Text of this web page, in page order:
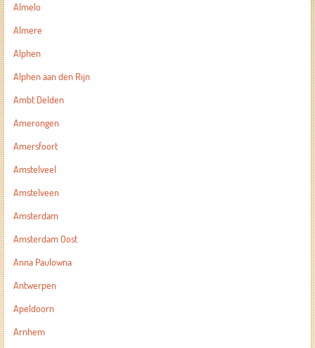
Almelo
Almere
Alphen
Alphen aan den Rijn
Ambt Delden
Amerongen
Amersfoort
Amstelveel
Amstelveen
Amsterdam
Amsterdam Oost
Anna Paulowna
Antwerpen
Apeldoorn
Arnhem